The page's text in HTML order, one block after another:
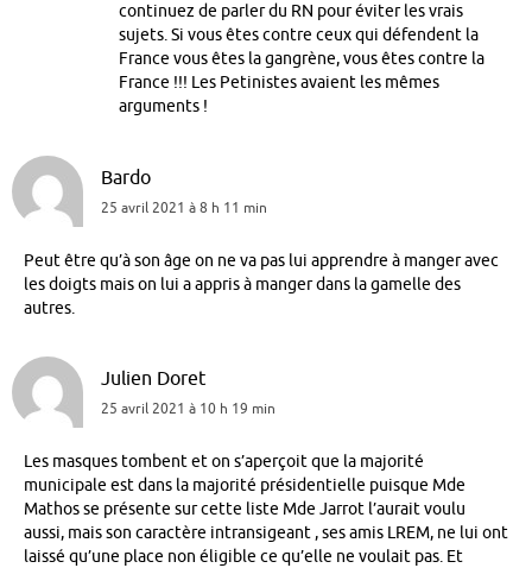
continuez de parler du RN pour éviter les vrais
sujets. Si vous êtes contre ceux qui défendent la
France vous êtes la gangrène, vous êtes contre la
France !!! Les Petinistes avaient les mêmes
arguments !
Bardo
25 avril 2021 à 8 h 11 min
Peut être qu’à son âge on ne va pas lui apprendre à manger avec
les doigts mais on lui a appris à manger dans la gamelle des
autres.
Julien Doret
25 avril 2021 à 10 h 19 min
Les masques tombent et on s’aperçoit que la majorité
municipale est dans la majorité présidentielle puisque Mde
Mathos se présente sur cette liste Mde Jarrot l’aurait voulu
aussi, mais son caractère intransigeant , ses amis LREM, ne lui ont
laissé qu’une place non éligible ce qu’elle ne voulait pas. Et